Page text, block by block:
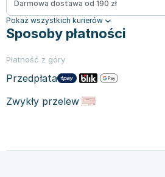
Darmowa dostawa od 190 zł
Pokaż wszystkich kurierów
Sposoby płatności
Płatność z góry
Przedpłata
Zwykły przelew